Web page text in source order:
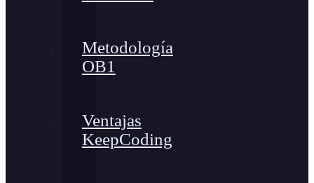
Metodología
OB1
Ventajas
KeepCoding